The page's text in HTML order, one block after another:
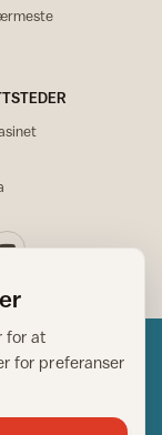
for at
for preferanser